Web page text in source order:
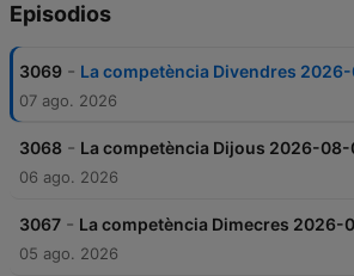
Episodios
3069 - La competència Divendres
07 ago. 2026
3068 - La competència Dijous 2026-08-
06 ago. 2026
3067 - La competència Dimecres 2026-
05 ago. 2026